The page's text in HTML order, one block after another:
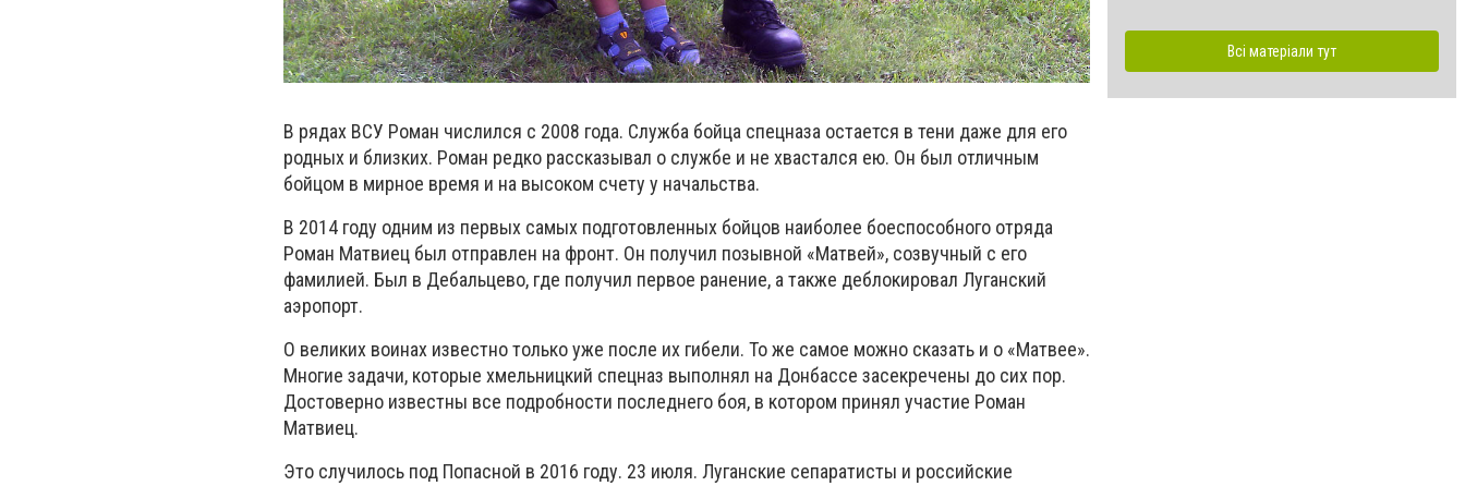
В рядах ВСУ Роман числился с 2008 года. Служба бойца спецназа остается в тени даже для его
родных и близких. Роман редко рассказывал о службе и не хвастался ею. Он был отличным
бойцом в мирное время и на высоком счету у начальства.
В 2014 году одним из первых самых подготовленных бойцов наиболее боеспособного отряда
Роман Матвиец был отправлен на фронт. Он получил позывной «Матвей», созвучный с его
фамилией. Был в Дебальцево, где получил первое ранение, а также деблокировал Луганский
аэропорт.
О великих воинах известно только уже после их гибели. То же самое можно сказать и о «Матвее».
Многие задачи, которые хмельницкий спецназ выполнял на Донбассе засекречены до сих пор.
Достоверно известны все подробности последнего боя, в котором принял участие Роман
Матвиец.
Это случилось под Попасной в 2016 году. 23 июля. Луганские сепаратисты и российские
Всі матеріали тут